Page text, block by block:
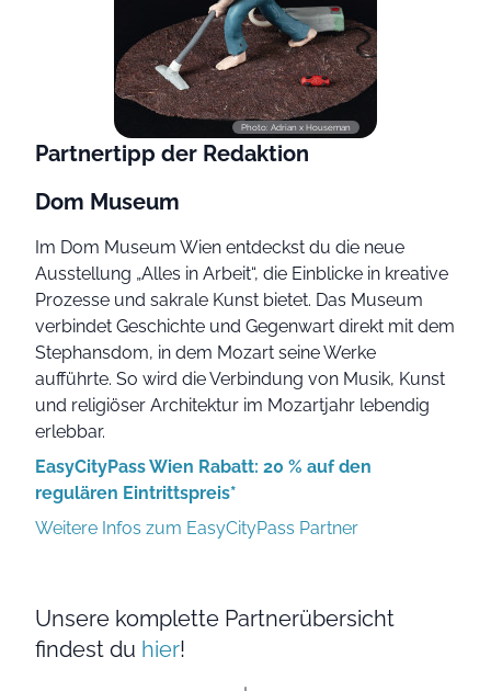
Photo: Adrian x Houseman
Partnertipp der Redaktion
Dom Museum
Im Dom Museum Wien entdeckst du die neue
Ausstellung „Alles in Arbeit“, die Einblicke in kreative
Prozesse und sakrale Kunst bietet. Das Museum
verbindet Geschichte und Gegenwart direkt mit dem
Stephansdom, in dem Mozart seine Werke
aufführte. So wird die Verbindung von Musik, Kunst
und religiöser Architektur im Mozartjahr lebendig
erlebbar.
EasyCityPass Wien Rabatt: 20 % auf den
regulären Eintrittspreis*
Weitere Infos zum EasyCityPass Partner
Unsere komplette Partnerübersicht
findest du hier!